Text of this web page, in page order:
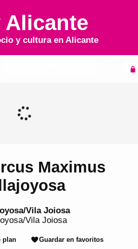
Alicante
y cultura en Alicante
Maximus
Vila Joiosa
Vila Joiosa
plan Guardar en favoritos